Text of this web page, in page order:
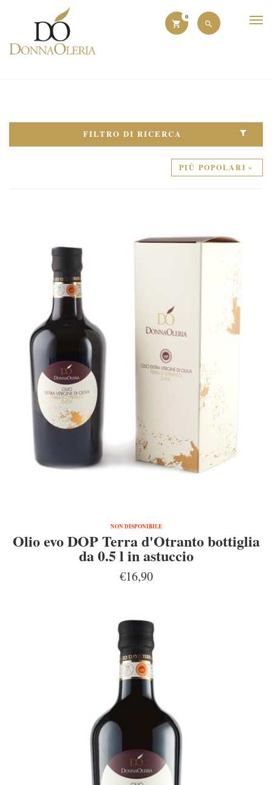
0
FILTRO DI RICERCA
PIÙ POPOLARI
NON DISPONIBILE
Olio evo DOP Terra d'Otranto bottiglia
da 0.5 l in astuccio
€16,90